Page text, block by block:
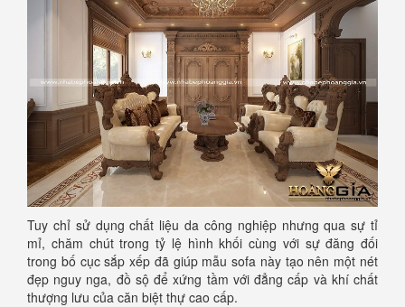
Tuy chỉ sử dụng chất liệu da công nghiệp nhưng qua sự tỉ
mỉ, chăm chút trong tỷ lệ hình khối cùng với sự đăng đối
trong bố cục sắp xếp đã giúp mẫu sofa này tạo nên một nét
đẹp nguy nga, đồ sộ để xứng tầm với đẳng cấp và khí chất
thượng lưu của căn biệt thự cao cấp.